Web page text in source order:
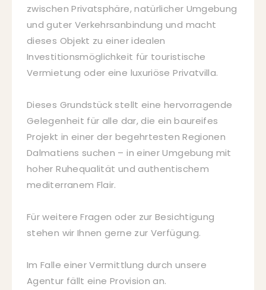
zwischen Privatsphäre, natürlicher Umgebung
und guter Verkehrsanbindung und macht
dieses Objekt zu einer idealen
Investitionsmöglichkeit für touristische
Vermietung oder eine luxuriöse Privatvilla.
Dieses Grundstück stellt eine hervorragende
Gelegenheit für alle dar, die ein baureifes
Projekt in einer der begehrtesten Regionen
Dalmatiens suchen – in einer Umgebung mit
hoher Ruhequalität und authentischem
mediterranem Flair.
Für weitere Fragen oder zur Besichtigung
stehen wir Ihnen gerne zur Verfügung.
Im Falle einer Vermittlung durch unsere
Agentur fällt eine Provision an.